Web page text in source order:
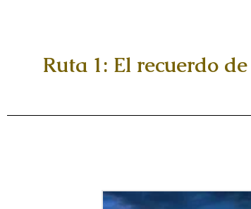
Ruta 1: El recuerdo